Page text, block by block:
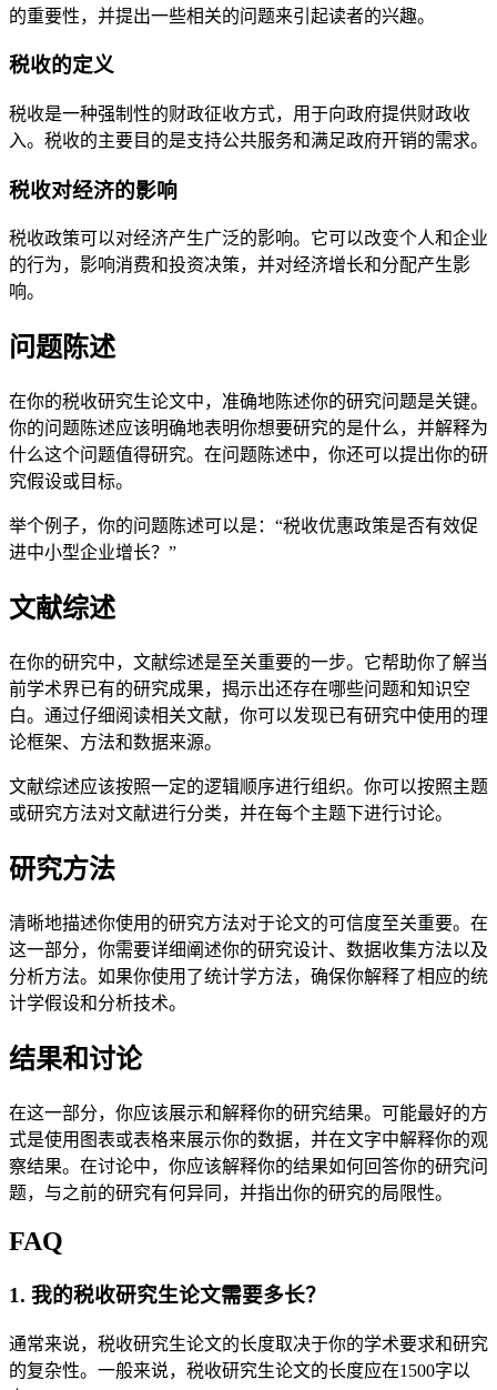
的重要性，并提出一些相关的问题来引起读者的兴趣。
税收的定义
税收是一种强制性的财政征收方式，用于向政府提供财政收
入。税收的主要目的是支持公共服务和满足政府开销的需求。
税收对经济的影响
税收政策可以对经济产生广泛的影响。它可以改变个人和企业
的行为，影响消费和投资决策，并对经济增长和分配产生影
响。
问题陈述
在你的税收研究生论文中，准确地陈述你的研究问题是关键。
你的问题陈述应该明确地表明你想要研究的是什么，并解释为
什么这个问题值得研究。在问题陈述中，你还可以提出你的研
究假设或目标。
举个例子，你的问题陈述可以是：“税收优惠政策是否有效促
进中小型企业增长？”
文献综述
在你的研究中，文献综述是至关重要的一步。它帮助你了解当
前学术界已有的研究成果，揭示出还存在哪些问题和知识空
白。通过仔细阅读相关文献，你可以发现已有研究中使用的理
论框架、方法和数据来源。
文献综述应该按照一定的逻辑顺序进行组织。你可以按照主题
或研究方法对文献进行分类，并在每个主题下进行讨论。
研究方法
清晰地描述你使用的研究方法对于论文的可信度至关重要。在
这一部分，你需要详细阐述你的研究设计、数据收集方法以及
分析方法。如果你使用了统计学方法，确保你解释了相应的统
计学假设和分析技术。
结果和讨论
在这一部分，你应该展示和解释你的研究结果。可能最好的方
式是使用图表或表格来展示你的数据，并在文字中解释你的观
察结果。在讨论中，你应该解释你的结果如何回答你的研究问
题，与之前的研究有何异同，并指出你的研究的局限性。
FAQ
1. 我的税收研究生论文需要多长？
通常来说，税收研究生论文的长度取决于你的学术要求和研究
的复杂性。一般来说，税收研究生论文的长度应在1500字以